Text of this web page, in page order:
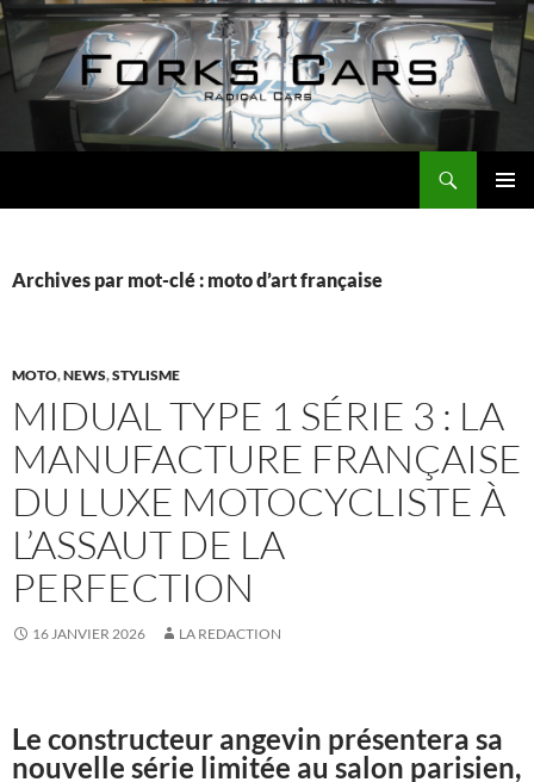
Aller
au
contenu
Archives par mot-clé : moto d’art française
MOTO,NEWS,STYLISME
MIDUAL TYPE 1 SÉRIE 3 : LA
MANUFACTURE FRANÇAISE
DU LUXE MOTOCYCLISTE À
L’ASSAUT DE LA
PERFECTION
16 JANVIER 2026 LA REDACTION
Le constructeur angevin présentera sa
nouvelle série limitée au salon parisien,